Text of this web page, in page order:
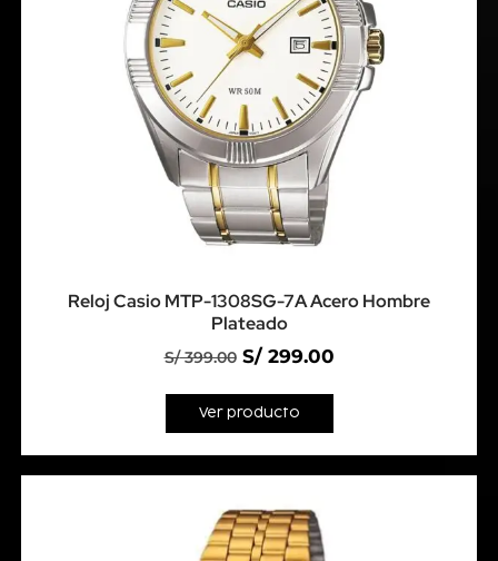
Reloj Casio MTP-1308SG-7A Acero Hombre
Plateado
S/399.00 S/299.00
Ver producto